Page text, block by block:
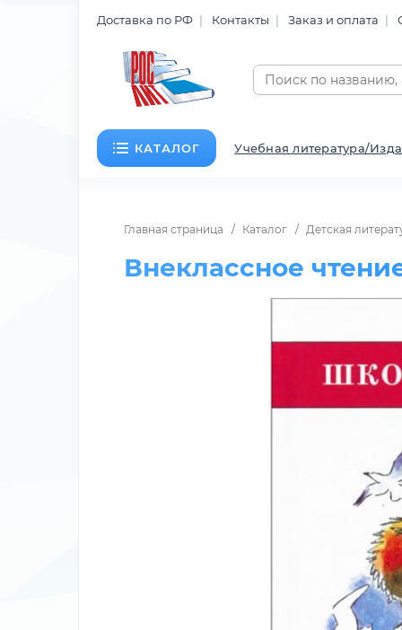
Доставка по РФ Контакты Заказ и оплата
КАТАЛОГ Учебная литература/
Главная страница Каталог Детская
Внеклассное